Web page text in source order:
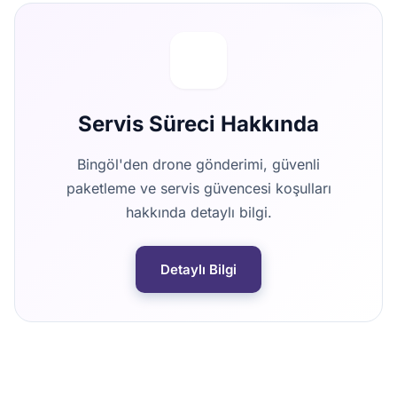
Servis Süreci Hakkında
Bingöl'den drone gönderimi, güvenli
paketleme ve servis güvencesi koşulları
hakkında detaylı bilgi.
Detaylı Bilgi